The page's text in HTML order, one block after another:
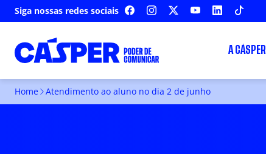
Siga nossas redes sociais FACEBOOKINSTAGRAM YOUTUBELINKEDIN
A CÁSPER
Home Atendimento ao aluno no dia 2 de junho